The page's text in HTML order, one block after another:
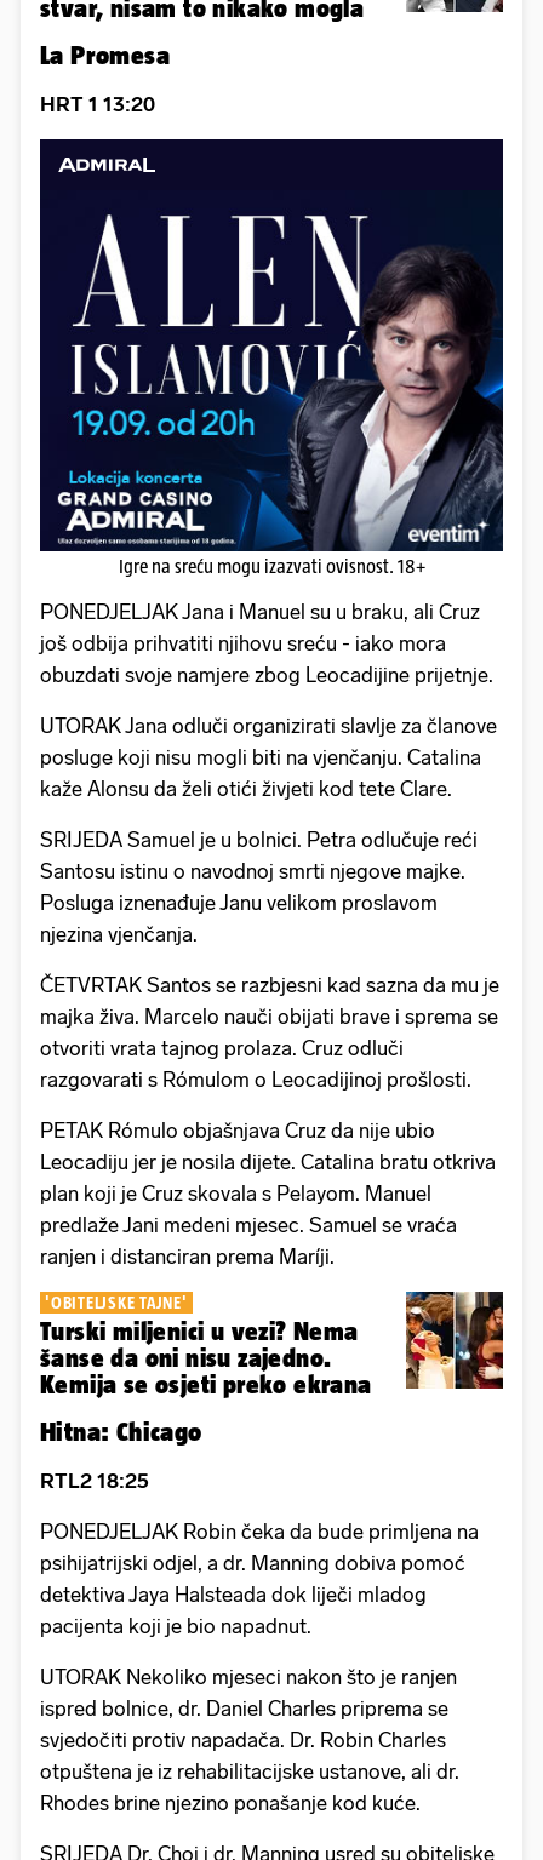
stvar, nisam to nikako mogla
La Promesa
HRT 1 13:20
Igre na sreću mogu izazvati ovisnost. 18+
PONEDJELJAK Jana i Manuel su u braku, ali Cruz
još odbija prihvatiti njihovu sreću - iako mora
obuzdati svoje namjere zbog Leocadijine prijetnje.
UTORAK Jana odluči organizirati slavlje za članove
posluge koji nisu mogli biti na vjenčanju. Catalina
kaže Alonsu da želi otići živjeti kod tete Clare.
SRIJEDA Samuel je u bolnici. Petra odlučuje reći
Santosu istinu o navodnoj smrti njegove majke.
Posluga iznenađuje Janu velikom proslavom
njezina vjenčanja.
ČETVRTAK Santos se razbjesni kad sazna da mu je
majka živa. Marcelo nauči obijati brave i sprema se
otvoriti vrata tajnog prolaza. Cruz odluči
razgovarati s Rómulom o Leocadijinoj prošlosti.
PETAK Rómulo objašnjava Cruz da nije ubio
Leocadiju jer je nosila dijete. Catalina bratu otkriva
plan koji je Cruz skovala s Pelayom. Manuel
predlaže Jani medeni mjesec. Samuel se vraća
ranjen i distanciran prema Maríji.
'OBITELJSKE TAJNE'
Turski miljenici u vezi? Nema
šanse da oni nisu zajedno.
Kemija se osjeti preko ekrana
Hitna: Chicago
RTL2 18:25
PONEDJELJAK Robin čeka da bude primljena na
psihijatrijski odjel, a dr. Manning dobiva pomoć
detektiva Jaya Halsteada dok liječi mladog
pacijenta koji je bio napadnut.
UTORAK Nekoliko mjeseci nakon što je ranjen
ispred bolnice, dr. Daniel Charles priprema se
svjedočiti protiv napadača. Dr. Robin Charles
otpuštena je iz rehabilitacijske ustanove, ali dr.
Rhodes brine njezino ponašanje kod kuće.
SRIJEDA Dr. Choi i dr. Manning usred su obiteljske